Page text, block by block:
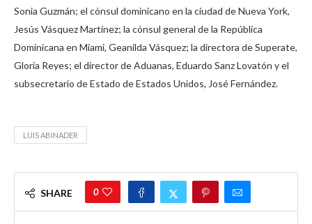
Sonia Guzmán; el cónsul dominicano en la ciudad de Nueva York,
Jesús Vásquez Martínez; la cónsul general de la República
Dominicana en Miami, Geanilda Vásquez; la directora de Superate,
Gloria Reyes; el director de Aduanas, Eduardo Sanz Lovatón y el
subsecretario de Estado de Estados Unidos, José Fernández.
LUIS ABINADER
SHARE 0